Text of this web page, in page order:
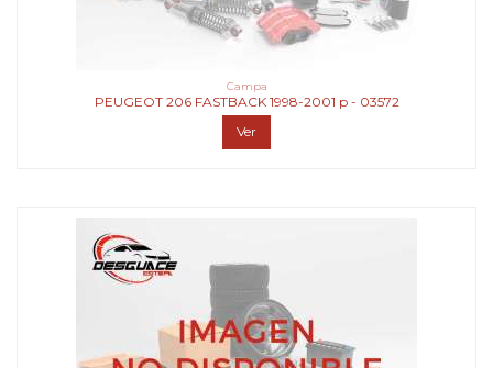
Campa
PEUGEOT 206 FASTBACK 1998-2001 p - 03572
Ver